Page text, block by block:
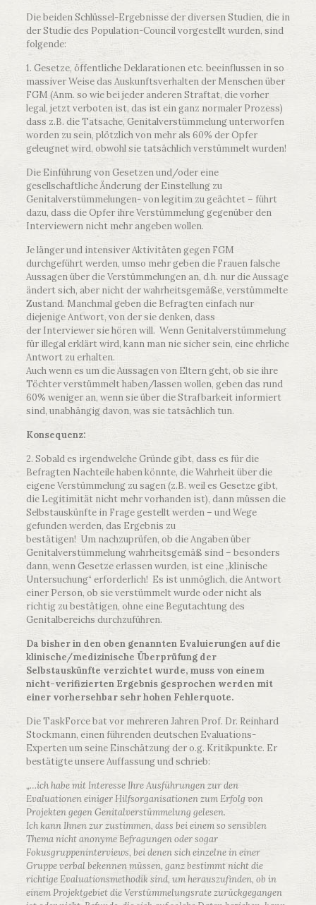
Die beiden Schlüssel-Ergebnisse der diversen Studien, die in
der Studie des Population-Council vorgestellt wurden, sind
folgende:
1. Gesetze, öffentliche Deklarationen etc. beeinflussen in so
massiver Weise das Auskunftsverhalten der Menschen über
FGM (Anm. so wie bei jeder anderen Straftat, die vorher
legal, jetzt verboten ist, das ist ein ganz normaler Prozess)
dass z.B. die Tatsache, Genitalverstümmelung unterworfen
worden zu sein, plötzlich von mehr als 60% der Opfer
geleugnet wird, obwohl sie tatsächlich verstümmelt wurden!
Die Einführung von Gesetzen und/oder eine
gesellschaftliche Änderung der Einstellung zu
Genitalverstümmelungen- von legitim zu geächtet – führt
dazu, dass die Opfer ihre Verstümmelung gegenüber den
Interviewern nicht mehr angeben wollen.
Je länger und intensiver Aktivitäten gegen FGM
durchgeführt werden, umso mehr geben die Frauen falsche
Aussagen über die Verstümmelungen an, d.h. nur die Aussage
ändert sich, aber nicht der wahrheitsgemäße, verstümmelte
Zustand. Manchmal geben die Befragten einfach nur
diejenige Antwort, von der sie denken, dass
der Interviewer sie hören will. Wenn Genitalverstümmelung
für illegal erklärt wird, kann man nie sicher sein, eine ehrliche
Antwort zu erhalten.
Auch wenn es um die Aussagen von Eltern geht, ob sie ihre
Töchter verstümmelt haben/lassen wollen, geben das rund
60% weniger an, wenn sie über die Strafbarkeit informiert
sind, unabhängig davon, was sie tatsächlich tun.
Konsequenz:
2. Sobald es irgendwelche Gründe gibt, dass es für die
Befragten Nachteile haben könnte, die Wahrheit über die
eigene Verstümmelung zu sagen (z.B. weil es Gesetze gibt,
die Legitimität nicht mehr vorhanden ist), dann müssen die
Selbstauskünfte in Frage gestellt werden – und Wege
gefunden werden, das Ergebnis zu
bestätigen! Um nachzuprüfen, ob die Angaben über
Genitalverstümmelung wahrheitsgemäß sind – besonders
dann, wenn Gesetze erlassen wurden, ist eine „klinische
Untersuchung“ erforderlich! Es ist unmöglich, die Antwort
einer Person, ob sie verstümmelt wurde oder nicht als
richtig zu bestätigen, ohne eine Begutachtung des
Genitalbereichs durchzuführen.
Da bisher in den oben genannten Evaluierungen auf die
klinische/medizinische Überprüfung der
Selbstauskünfte verzichtet wurde, muss von einem
nicht-verifizierten Ergebnis gesprochen werden mit
einer vorhersehbar sehr hohen Fehlerquote.
Die TaskForce bat vor mehreren Jahren Prof. Dr. Reinhard
Stockmann, einen führenden deutschen Evaluations-
Experten um seine Einschätzung der o.g. Kritikpunkte. Er
bestätigte unsere Auffassung und schrieb:
„…ich habe mit Interesse Ihre Ausführungen zur den
Evaluationen einiger Hilfsorganisationen zum Erfolg von
Projekten gegen Genitalverstümmelung gelesen.
Ich kann Ihnen zur zustimmen, dass bei einem so sensiblen
Thema nicht anonyme Befragungen oder sogar
Fokusgruppeninterviews, bei denen sich einzelne in einer
Gruppe verbal bekennen müssen, ganz bestimmt nicht die
richtige Evaluationsmethodik sind, um herauszufinden, ob in
einem Projektgebiet die Verstümmelungsrate zurückgegangen